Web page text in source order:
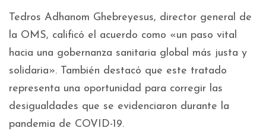
Tedros Adhanom Ghebreyesus, director general de
la OMS, calificó el acuerdo como «un paso vital
hacia una gobernanza sanitaria global más justa y
solidaria». También destacó que este tratado
representa una oportunidad para corregir las
desigualdades que se evidenciaron durante la
pandemia de COVID-19.​